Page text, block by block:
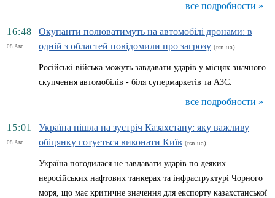
все подробности »
16:48
08 Авг
Окупанти полюватимуть на автомобілі дронами: в
одній з областей повідомили про загрозу (tsn.ua)
Російські війська можуть завдавати ударів у місцях значного
скупчення автомобілів - біля супермаркетів та АЗС.
все подробности »
15:01
08 Авг
Україна пішла на зустріч Казахстану: яку важливу
обіцянку готується виконати Київ (tsn.ua)
Україна погодилася не завдавати ударів по деяких
неросійських нафтових танкерах та інфраструктурі Чорного
моря, що має критичне значення для експорту казахстанської